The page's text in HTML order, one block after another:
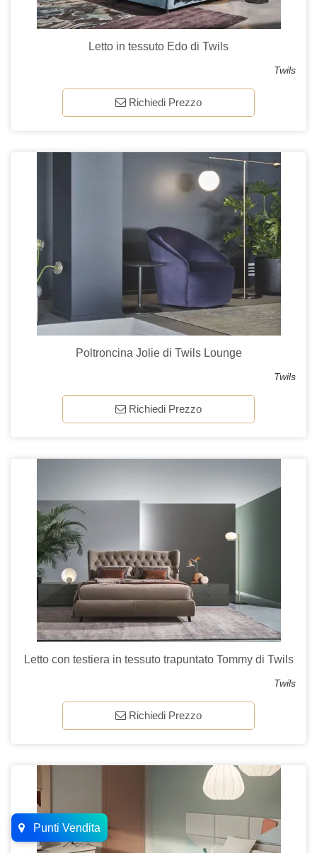
Letto in tessuto Edo di Twils
Twils
Richiedi Prezzo
Poltroncina Jolie di Twils Lounge
Twils
Richiedi Prezzo
Letto con testiera in tessuto trapuntato Tommy di Twils
Twils
Richiedi Prezzo
Punti Vendita